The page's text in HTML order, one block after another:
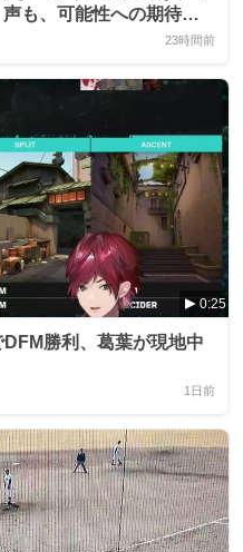
も、可能性への期待が
23時間前
0:25
勝利、葛葉が現地中
1日前